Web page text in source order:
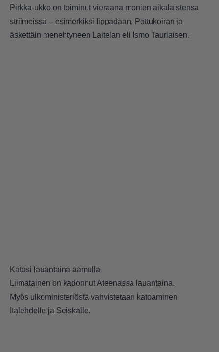
Pirkka-ukko on toiminut vieraana monien aikalaistensa
striimeissä – esimerkiksi Iippadaan, Pottukoiran ja
äskettäin menehtyneen Laitelan eli Ismo Tauriaisen.
Katosi lauantaina aamulla
Liimatainen on kadonnut Ateenassa lauantaina.
Myös ulkoministeriöstä vahvistetaan katoaminen
Italehdelle ja Seiskalle.